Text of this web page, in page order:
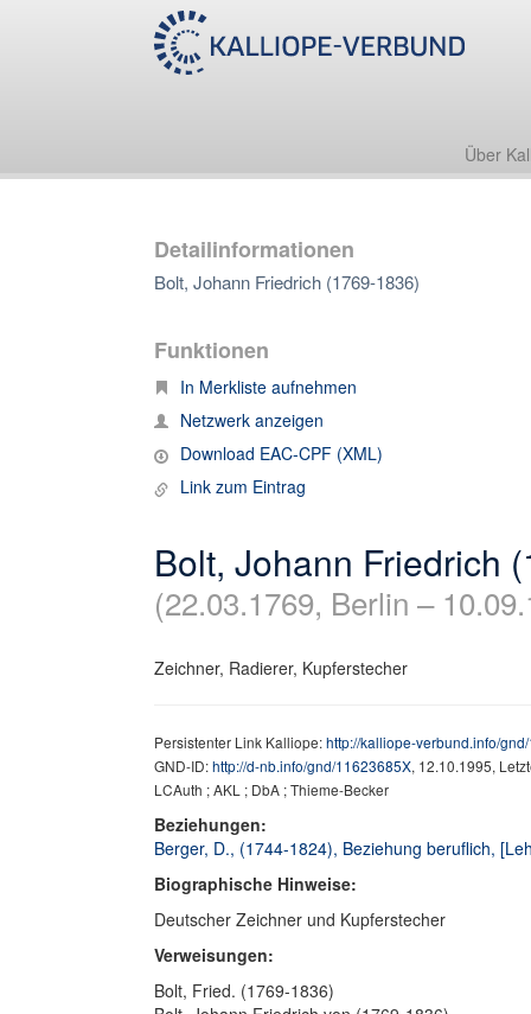
Über
Detailinformationen
Bolt, Johann Friedrich (1769-1836)
Funktionen
In Merkliste aufnehmen
Netzwerk anzeigen
Download EAC-CPF (XML)
Link zum Eintrag
Bolt, Johann Friedrich
(22.03.1769, Berlin –
Zeichner, Radierer, Kupferstecher
Persistenter Link Kalliope:http://kalliope-verbund.info/
GND-ID:http://d-nb.info/gnd/11623685X, 12.10.1995,
LCAuth ; AKL ; DbA ; Thieme-Becker
Beziehungen:
Berger, D., (1744-1824), Beziehung beruflich,
Biographische Hinweise:
Deutscher Zeichner und Kupferstecher
Verweisungen:
Bolt, Fried. (1769-1836)